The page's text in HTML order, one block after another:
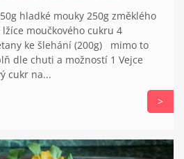
hladké mouky 250g změklého
moučkového cukru 4
ke šlehání (200g) mimo to
dle chuti a možností 1 Vejce
cukr na...
>